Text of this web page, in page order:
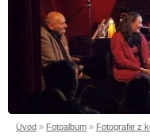
Úvod » Fotoalbum » Fotografie z